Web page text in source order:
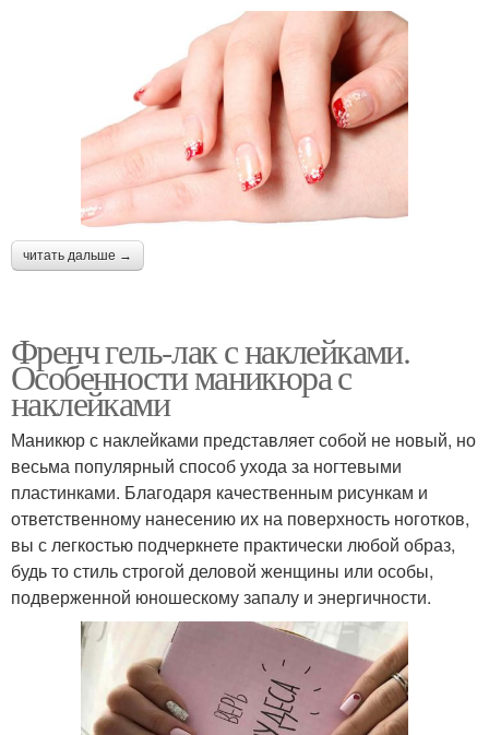
читать дальше →
Френч гель-лак с наклейками.
Особенности маникюра с
наклейками
Маникюр с наклейками представляет собой не новый, но
весьма популярный способ ухода за ногтевыми
пластинками. Благодаря качественным рисункам и
ответственному нанесению их на поверхность ноготков,
вы с легкостью подчеркнете практически любой образ,
будь то стиль строгой деловой женщины или особы,
подверженной юношескому запалу и энергичности.